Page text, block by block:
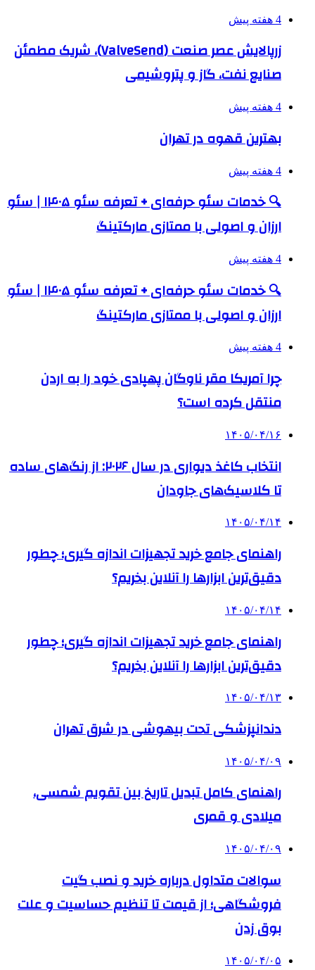
4 هفته پیش
زرپالایش عصر صنعت (ValveSend)، شریک مطمئن
صنایع نفت، گاز و پتروشیمی
4 هفته پیش
بهترین قهوه در تهران
4 هفته پیش
🔍 خدمات سئو حرفه‌ای + تعرفه سئو ۱۴۰۵ | سئو
ارزان و اصولی با ممتازی مارکتینگ
4 هفته پیش
🔍 خدمات سئو حرفه‌ای + تعرفه سئو ۱۴۰۵ | سئو
ارزان و اصولی با ممتازی مارکتینگ
4 هفته پیش
چرا آمریکا مقر ناوگان پهپادی خود را به اردن
منتقل کرده است؟
۱۴۰۵/۰۴/۱۶
انتخاب کاغذ دیواری در سال ۲۰۲۶: از رنگ‌های ساده
تا کلاسیک‌های جاودان
۱۴۰۵/۰۴/۱۴
راهنمای جامع خرید تجهیزات اندازه گیری؛ چطور
دقیق‌ترین ابزارها را آنلاین بخریم؟
۱۴۰۵/۰۴/۱۴
راهنمای جامع خرید تجهیزات اندازه گیری؛ چطور
دقیق‌ترین ابزارها را آنلاین بخریم؟
۱۴۰۵/۰۴/۱۳
دندانپزشکی تحت بیهوشی در شرق تهران
۱۴۰۵/۰۴/۰۹
راهنمای کامل تبدیل تاریخ بین تقویم شمسی،
میلادی و قمری
۱۴۰۵/۰۴/۰۹
سوالات متداول درباره خرید و نصب گیت
فروشگاهی؛ از قیمت تا تنظیم حساسیت و علت
بوق زدن
۱۴۰۵/۰۴/۰۵